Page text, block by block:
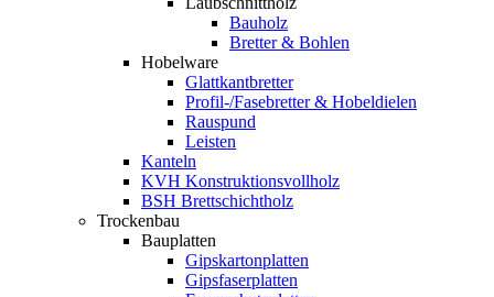
Bauholz
Bretter & Bohlen
Hobelware
Glattkantbretter
Profil-/Fasebretter & Hobeldielen
Rauspund
Leisten
Kanteln
KVH Konstruktionsvollholz
BSH Brettschichtholz
Trockenbau
Bauplatten
Gipskartonplatten
Gipsfaserplatten